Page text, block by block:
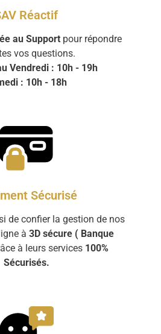
Réactif
au Support pour répondre
vos questions.
Vendredi : 10h - 19h
: 10h - 18h
Sécurisé
de confier la gestion de nos
à 3D sécure ( Banque
à leurs services 100%
Sécurisés.